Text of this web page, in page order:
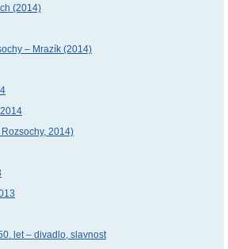
(2014)
– Mrazík (2014)
2014)
let – divadlo, slavnost